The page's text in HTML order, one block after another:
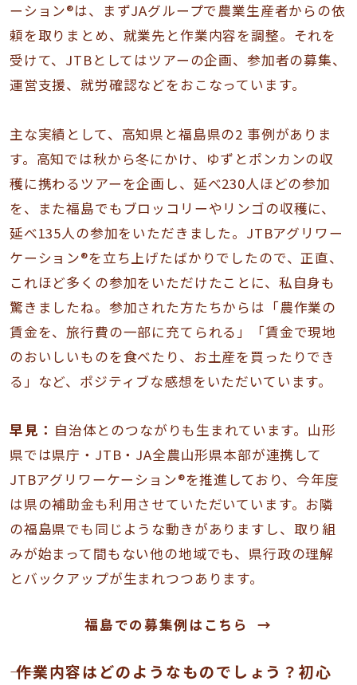
ーション®は、まずJAグループで農業生産者からの依
頼を取りまとめ、就業先と作業内容を調整。それを
受けて、JTBとしてはツアーの企画、参加者の募集、
運営支援、就労確認などをおこなっています。
主な実績として、高知県と福島県の2 事例がありま
す。高知では秋から冬にかけ、ゆずとポンカンの収
穫に携わるツアーを企画し、延べ230人ほどの参加
を、また福島でもブロッコリーやリンゴの収穫に、
延べ135人の参加をいただきました。JTBアグリワー
ケーション®を立ち上げたばかりでしたので、正直、
これほど多くの参加をいただけたことに、私自身も
驚きましたね。参加された方たちからは「農作業の
賃金を、旅行費の一部に充てられる」「賃金で現地
のおいしいものを食べたり、お土産を買ったりでき
る」など、ポジティブな感想をいただいています。
早見： 自治体とのつながりも生まれています。山形
県では県庁・JTB・JA全農山形県本部が連携して
JTBアグリワーケーション®を推進しており、今年度
は県の補助金も利用させていただいています。お隣
の福島県でも同じような動きがありますし、取り組
みが始まって間もない他の地域でも、県行政の理解
とバックアップが生まれつつあります。
福島での募集例はこちら
―― 作業内容はどのようなものでしょう？初心